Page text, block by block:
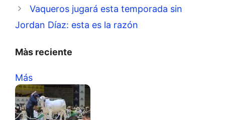
Vaqueros jugará esta temporada sin
Jordan Díaz: esta es la razón
Màs reciente
Más